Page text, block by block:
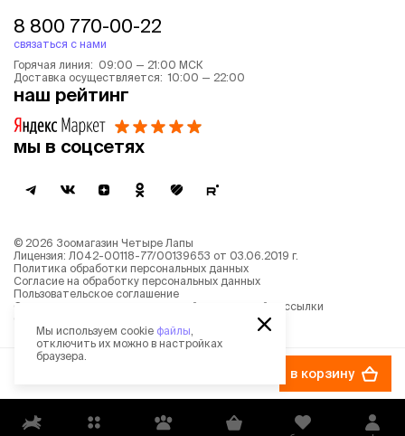
в корзину
8 800 770-00-22
связаться с нами
Горячая линия: 09:00 — 21:00 МСК
Доставка осуществляется: 10:00 — 22:00
наш рейтинг
мы в соцсетях
© 2026 Зоомагазин Четыре Лапы
Лицензия: Л042-00118-77/00139653 от 03.06.2019 г.
Политика обработки персональных данных
Согласие на обработку персональных данных
Пользовательское соглашение
Согласие на получение новостной и рекламной рассылки
Описание рекомендательных алгоритмов
Мы используем cookie файлы
отключить их можно в настройках
браузера.